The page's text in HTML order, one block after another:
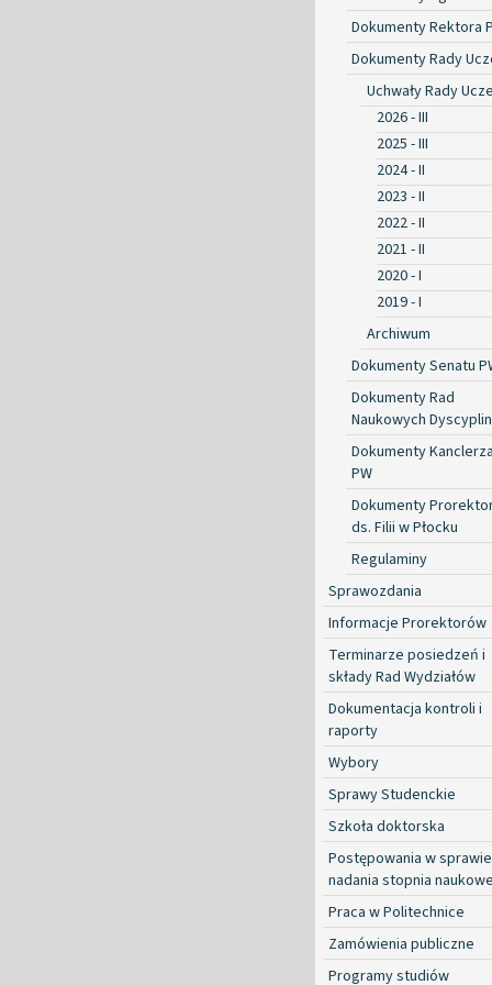
Dokumenty Rektora
Dokumenty Rady
Uchwały Rady
2026 - III
2025 - III
2024 - II
2023 - II
2022 - II
2021 - II
2020 - I
2019 - I
Archiwum
Dokumenty Senatu
Dokumenty Rad
Naukowych Dyscyplin
Dokumenty Kanclerza
PW
Dokumenty
ds. Filii w Płocku
Regulaminy
Sprawozdania
Informacje Prorektorów
Terminarze posiedzeń i
składy Rad Wydziałów
Dokumentacja kontroli i
raporty
Wybory
Sprawy Studenckie
Szkoła doktorska
Postępowania w sprawie
nadania stopnia
Praca w Politechnice
Zamówienia publiczne
Programy studiów